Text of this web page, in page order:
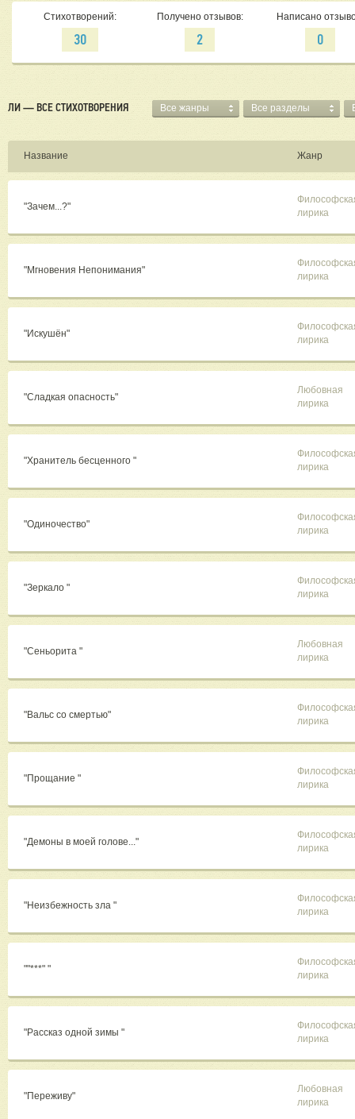
Стихотворений:
30
Получено отзывов:
2
Написано
0
ЛИ — ВСЕ СТИХОТВОРЕНИЯ Все жанры Все разделы
Название Жанр
"Зачем...?"
лирика
"Мгновения Непонимания"
лирика
"Искушён"
лирика
"Сладкая опасность"
Любовная
лирика
"Хранитель бесценного "
лирика
"Одиночество"
лирика
"Зеркало "
лирика
"Сеньорита "
Любовная
лирика
"Вальс со смертью"
лирика
"Прощание "
лирика
"Демоны в моей голове..."
лирика
"Неизбежность зла "
лирика
""***" "
лирика
"Рассказ одной зимы "
лирика
"Переживу"
Любовная
лирика